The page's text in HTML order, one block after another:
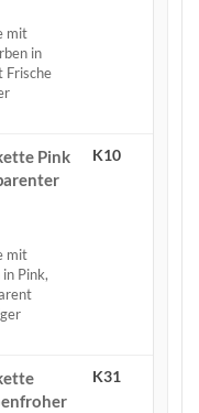
mit
in
Frische
Pink
mit
Pink,
K10
K31